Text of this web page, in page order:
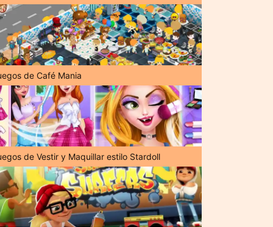
de Café Mania
de Vestir y Maquillar estilo Stardoll